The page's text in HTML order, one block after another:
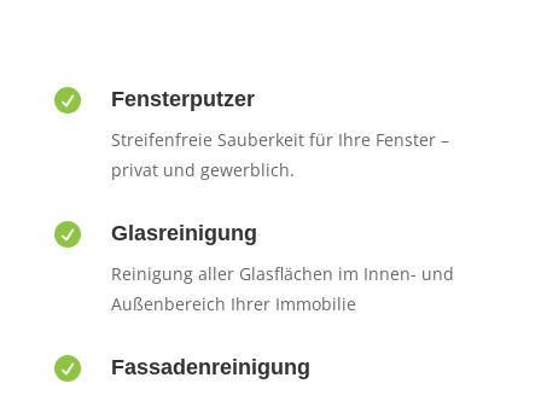
 Fensterputzer
Streifenfreie Sauberkeit für Ihre Fenster –
privat und gewerblich.
 Glasreinigung
Reinigung aller Glasflächen im Innen- und
Außenbereich Ihrer Immobilie
 Fassadenreinigung